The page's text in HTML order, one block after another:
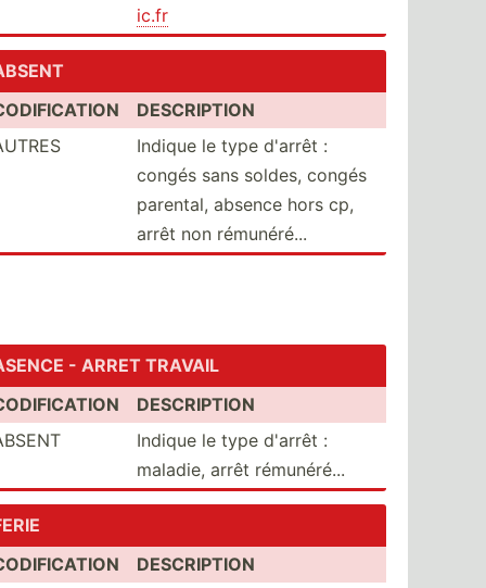
ic.fr
DESCRIPTION
Indique le type d'arrêt :
congés sans soldes, congés
parental, absence hors cp,
arrêt non rémuné­ré...
- ARRET TRAVAIL
DESCRIPTION
Indique le type d'arrêt :
maladie, arrêt rémuné­ré...
DESCRIPTION